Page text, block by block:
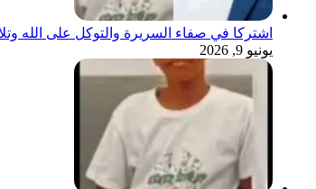
اشتركا في صفاء السريرة والتوكل على الله
يونيو 9, 2026